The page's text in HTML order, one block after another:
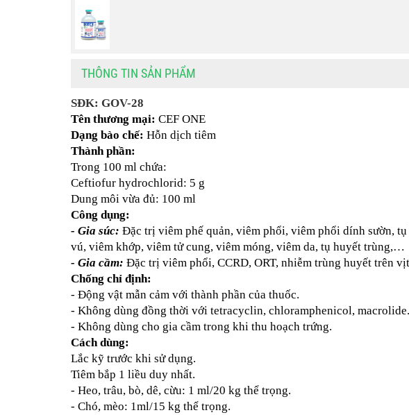
THÔNG TIN SẢN PHẨM
SĐK: GOV-28
Tên thương mại: CEF ONE
Dạng bào chế: Hỗn dịch tiêm
Thành phần:
Trong 100 ml chứa:
Ceftiofur hydrochlorid: 5 g
Dung môi vừa đủ: 100 ml
Công dụng:
- Gia súc: Đặc trị viêm phế quản, viêm phổi, viêm phổi dính sườn,
vú, viêm khớp, viêm tử cung, viêm móng, viêm da, tụ huyết trùng,…
- Gia cầm: Đặc trị viêm phổi, CCRD, ORT, nhiễm trùng huyết trên
Chống chỉ định:
- Động vật mẫn cảm với thành phần của thuốc.
- Không dùng đồng thời với tetracyclin, chloramphenicol, macrolide.
- Không dùng cho gia cầm trong khi thu hoạch trứng.
Cách dùng:
Lắc kỹ trước khi sử dụng.
Tiêm bắp 1 liều duy nhất.
- Heo, trâu, bò, dê, cừu: 1 ml/20 kg thể trọng.
- Chó, mèo: 1ml/15 kg thể trọng.